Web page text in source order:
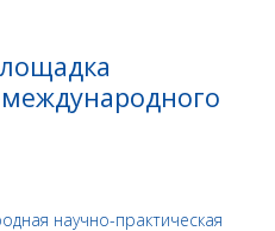
международного